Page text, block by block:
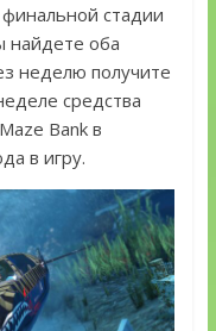
стадии
найдете оба
неделю получите
средства
Bank в
в игру.